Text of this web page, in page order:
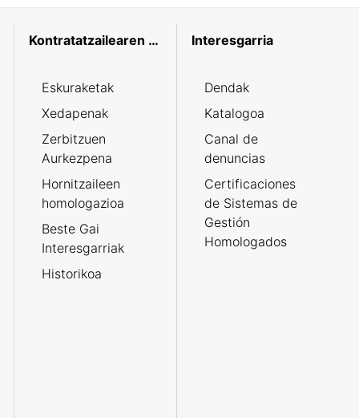
Kontratatzailearen profila
Eskuraketak
Xedapenak
Zerbitzuen
Aurkezpena
Hornitzaileen
homologazioa
Beste Gai
Interesgarriak
Historikoa
Interesgarria
Dendak
Katalogoa
Canal de
denuncias
Certificaciones
de Sistemas de
Gestión
Homologados